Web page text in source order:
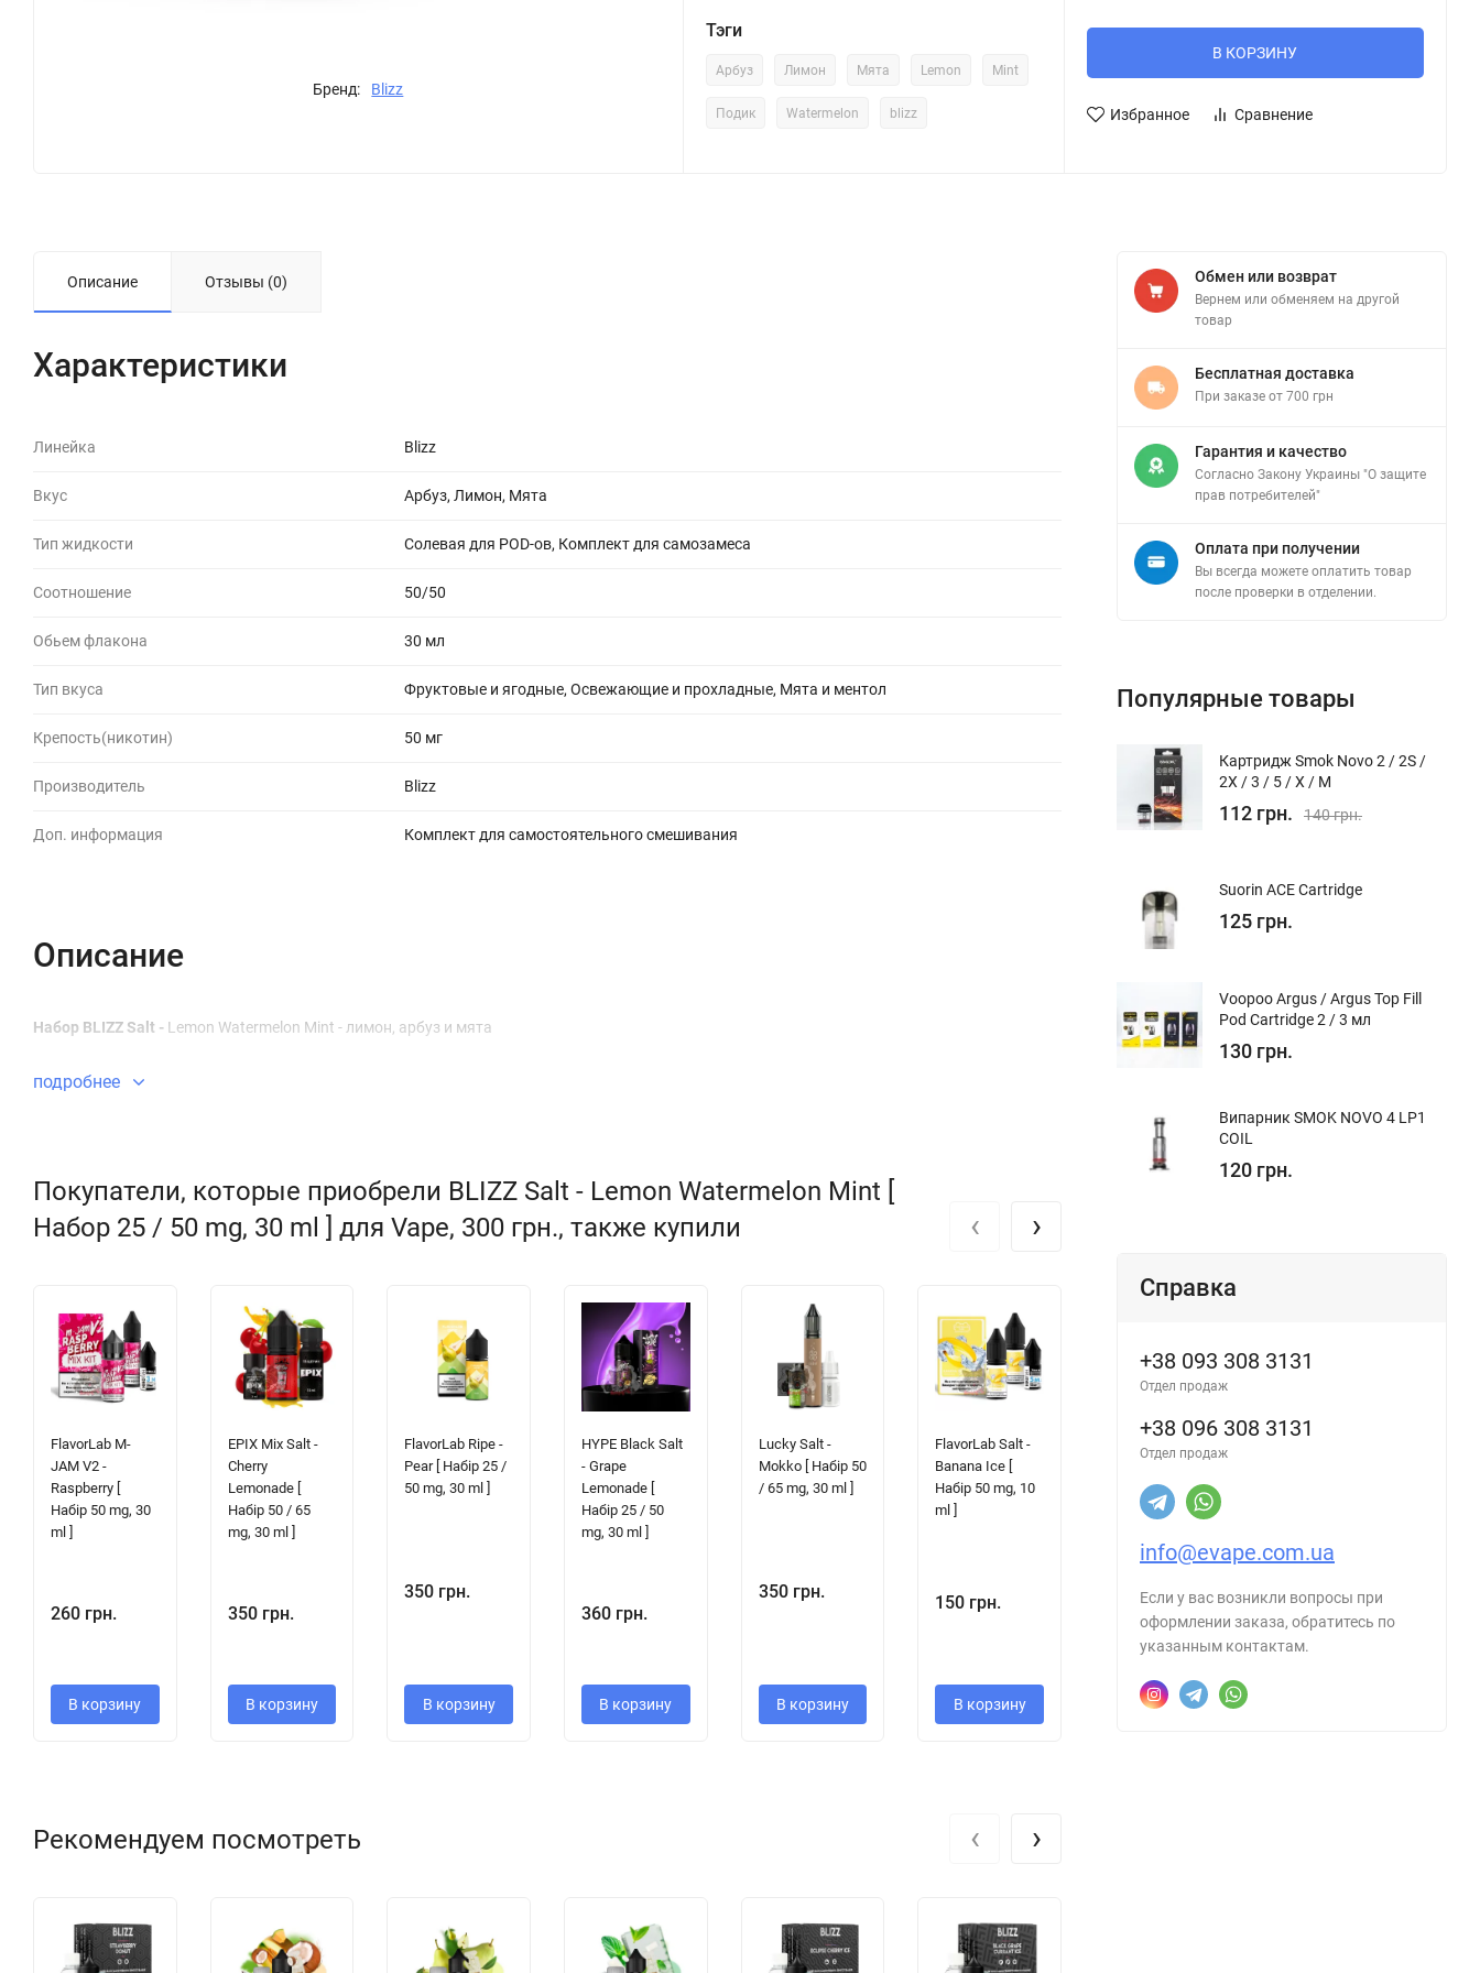
Бренд: Blizz
Тэги
Арбуз Лимон Мята Lemon Mint
Подик Watermelon blizz
В КОРЗИНУ
Избранное Сравнение
Описание Отзывы (0)
Характеристики
Линейка Blizz
Вкус Арбуз, Лимон, Мята
Тип жидкости Солевая для POD-ов, Комплект для самозамеса
Соотношение 50/50
Обьем флакона 30 мл
Тип вкуса Фруктовые и ягодные, Освежающие и прохладные, Мята и ментол
Крепость(никотин) 50 мг
Производитель Blizz
Доп. информация Комплект для самостоятельного смешивания
Описание
Набор BLIZZ Salt - Lemon Watermelon Mint - лимон, арбуз и мята
подробнее
Покупатели, которые приобрели BLIZZ Salt - Lemon Watermelon Mint [
Набор 25 / 50 mg, 30 ml ] для Vape, 300 грн., также купили
FlavorLab M-
JAM V2 -
Raspberry [
Набір 50 mg, 30
ml ]
260 грн.
В корзину
EPIX Mix Salt -
Cherry
Lemonade [
Набір 50 / 65
mg, 30 ml ]
350 грн.
В корзину
FlavorLab Ripe -
Pear [ Набір 25 /
50 mg, 30 ml ]
350 грн.
В корзину
HYPE Black Salt
- Grape
Lemonade [
Набір 25 / 50
mg, 30 ml ]
360 грн.
В корзину
Lucky Salt -
Mokko [ Набір 50
/ 65 mg, 30 ml ]
350 грн.
В корзину
FlavorLab Salt -
Banana Ice [
Набір 50 mg, 10
ml ]
150 грн.
В корзину
Cream Berry [
Набір 25 / 50
mg, 30 ml ]
320 грн.
В корзину
260 грн.
‹ ›
Рекомендуем посмотреть ‹ ›
Обмен или возврат
Вернем или обменяем на другой
товар
Бесплатная доставка
При заказе от 700 грн
Гарантия и качество
Согласно Закону Украины "О защите
прав потребителей"
Оплата при получении
Вы всегда можете оплатить товар
после проверки в отделении.
Популярные товары
Картридж Smok Novo 2 / 2S /
2X / 3 / 5 / Х / M
112 грн. 140 грн.
Suorin ACE Cartridge
125 грн.
Voopoo Argus / Argus Top Fill
Pod Cartridge 2 / 3 мл
130 грн.
Випарник SMOK NOVO 4 LP1
COIL
120 грн.
Справка
+38 093 308 3131
Отдел продаж
+38 096 308 3131
Отдел продаж
info@evape.com.ua
Если у вас возникли вопросы при
оформлении заказа, обратитесь по
указанным контактам.